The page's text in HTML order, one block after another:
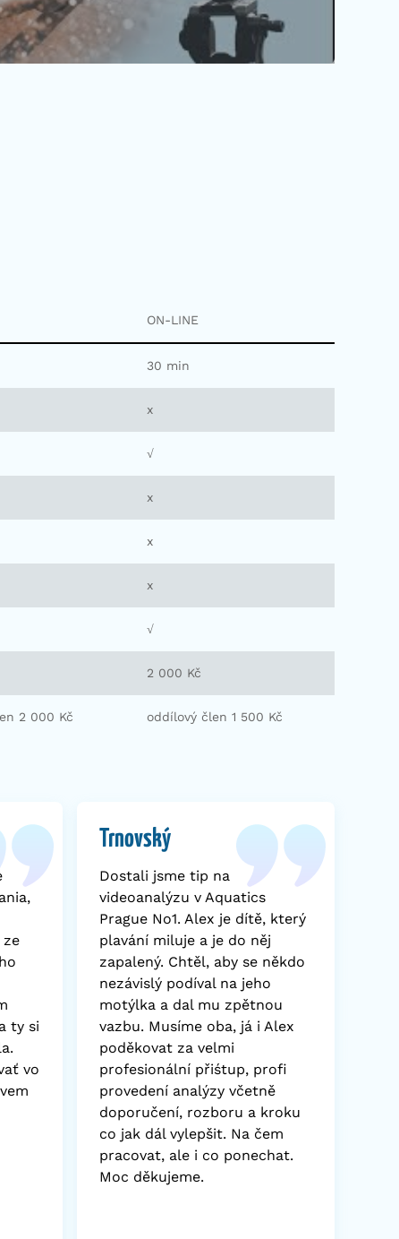
ON-LINE
30 min
x
√
x
x
x
√
2 000 Kč
2 000 Kč oddílový člen 1 500 Kč
ze
ty si
vo
Trnovský
Dostali jsme tip na
videoanalýzu v Aquatics
Prague No1. Alex je dítě, který
plavání miluje a je do něj
zapalený. Chtěl, aby se někdo
nezávislý podíval na jeho
motýlka a dal mu zpětnou
vazbu. Musíme oba, já i Alex
poděkovat za velmi
profesionální přiśtup, profi
provedení analýzy včetně
doporučení, rozboru a kroku
co jak dál vylepšit. Na čem
pracovat, ale i co ponechat.
Moc děkujeme.